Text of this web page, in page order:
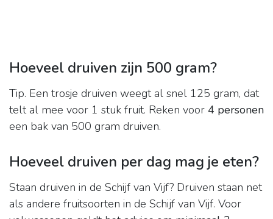
Hoeveel druiven zijn 500 gram?
Tip. Een trosje druiven weegt al snel 125 gram, dat
telt al mee voor 1 stuk fruit. Reken voor 4 personen
een bak van 500 gram druiven.
Hoeveel druiven per dag mag je eten?
Staan druiven in de Schijf van Vijf? Druiven staan net
als andere fruitsoorten in de Schijf van Vijf. Voor